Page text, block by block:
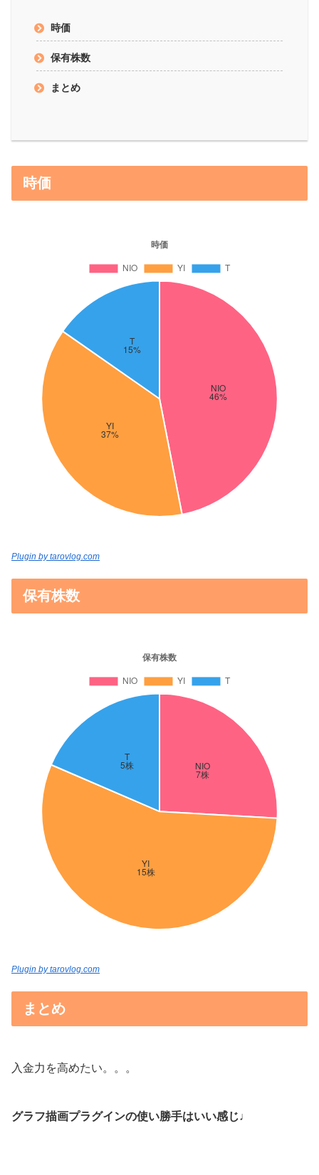
時価
保有株数
まとめ
時価
Plugin by tarovlog.com
保有株数
Plugin by tarovlog.com
まとめ
入金力を高めたい。。。
グラフ描画プラグインの使い勝手はいい感じ♩